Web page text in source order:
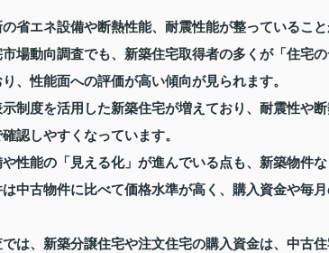
省エネ設備や断熱性能、耐震性能が整っていること
市場動向調査でも、新築住宅取得者の多くが「住宅
、性能面への評価が高い傾向が見られます。
示制度を活用した新築住宅が増えており、耐震性や
認しやすくなっています。
性能の「見える化」が進んでいる点も、新築物件
中古物件に比べて価格水準が高く、購入資金や毎
は、新築分譲住宅や注文住宅の購入資金は、中古